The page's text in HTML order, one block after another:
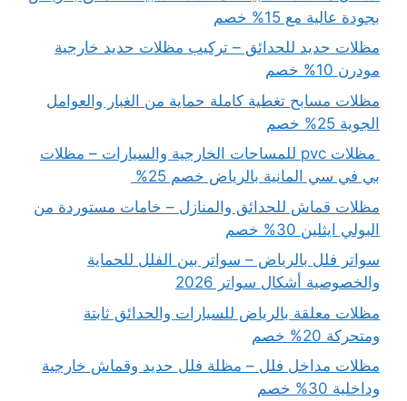
بجودة عالية مع 15% خصم
مظلات حديد للحدائق – تركيب مظلات حديد خارجية
مودرن 10% خصم
مظلات مسابح تغطية كاملة حماية من الغبار والعوامل
الجوية 25% خصم
مظلات pvc للمساحات الخارجية والسيارات – مظلات
بي في سي المانية بالرياض خصم 25%
مظلات قماش للحدائق والمنازل – خامات مستوردة من
البولي ايثلين 30% خصم
سواتر فلل بالرياض – سواتر بين الفلل للحماية
والخصوصية أشكال سواتر 2026
مظلات معلقة بالرياض للسيارات والحدائق ثابتة
ومتحركة 20% خصم
مظلات مداخل فلل – مظلة فلل حديد وقماش خارجية
وداخلية 30% خصم